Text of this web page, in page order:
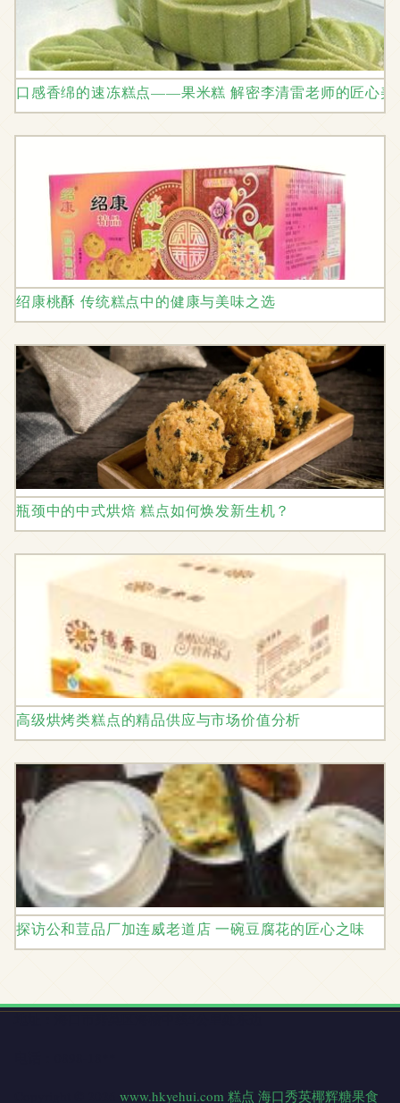
口感香绵的速冻糕点——果米糕 解密李清雷老师的匠心美
绍康桃酥 传统糕点中的健康与美味之选
瓶颈中的中式烘焙 糕点如何焕发新生机？
高级烘烤类糕点的精品供应与市场价值分析
探访公和荳品厂加连威老道店 一碗豆腐花的匠心之味
www.hkyehui.com 糕点 海口秀英椰辉糖果食